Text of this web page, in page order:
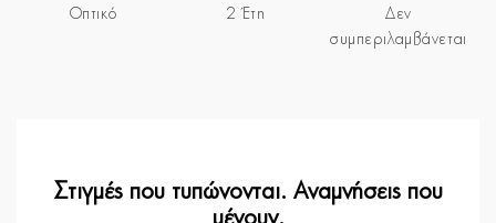
Οπτικό 2 Έτη
Δεν
συμπεριλαμβάνεται
Στιγμές που τυπώνονται. Αναμνήσεις που
μένουν.